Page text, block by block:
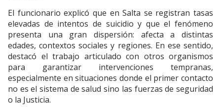
El funcionario explicó que en Salta se registran tasas
elevadas de intentos de suicidio y que el fenómeno
presenta una gran dispersión: afecta a distintas
edades, contextos sociales y regiones. En ese sentido,
destacó el trabajo articulado con otros organismos
para garantizar intervenciones tempranas,
especialmente en situaciones donde el primer contacto
no es el sistema de salud sino las fuerzas de seguridad
o la Justicia.